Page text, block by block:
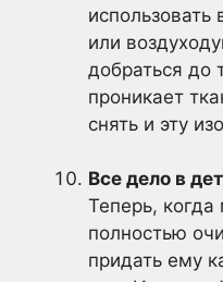
или
добраться до
проникает
снять и эту
Все дело в
Теперь,
полностью
придать ему